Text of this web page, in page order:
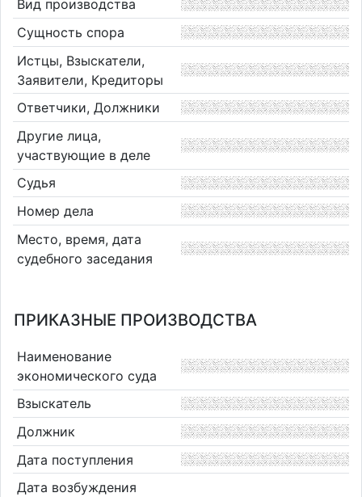
Вид производства
Сущность спора
Истцы, Взыскатели,
Заявители, Кредиторы
Ответчики, Должники
Другие лица,
участвующие в деле
Судья
Номер дела
Место, время, дата
судебного заседания
ПРИКАЗНЫЕ ПРОИЗВОДСТВА
Наименование
экономического суда
Взыскатель
Должник
Дата поступления
Дата возбуждения